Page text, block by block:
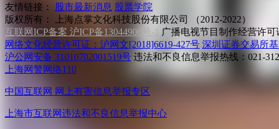
友情链接： 股市最新消息 股票学院
版权所有：
上海点掌文化科技股份有限公司 （2012-2022）
互联网ICP备案 沪ICP备13044908号-1 广播电视节目制作经营许可
网络文化经营许可证：沪网文[2018]6619-427号 深圳证券交易所
沪公网安备 31010702001519号 违法和不良信息举报热线：021-
上海网警网络110
中国互联网 网上有害信息举报专区
上海市互联网违法和不良信息举报中心